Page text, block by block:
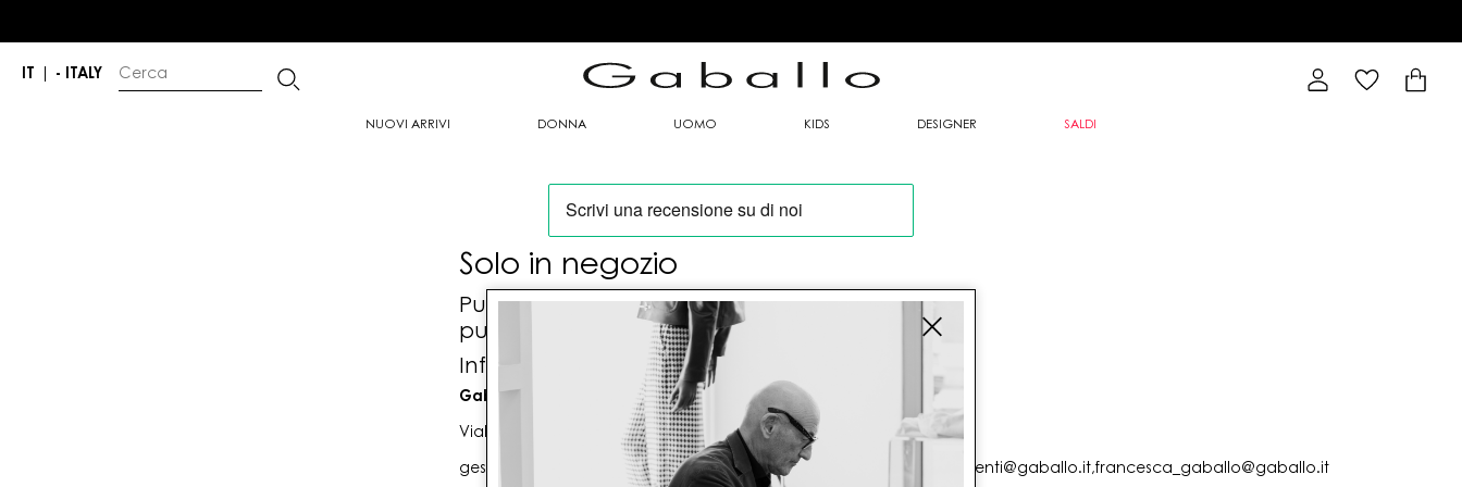
IT - ITALY
NUOVI ARRIVI DONNA UOMO KIDS DESIGNER SALDI
Solo in negozio
Puoi trovare questo articolo solo presso i nostri
punti vendita:
Info contatti
Gaballo Mario srl
Viale G. Matteotti n. 23 00053 Civitavecchia (RM)
gestioneordini@gaballo.it,customercare@sellmasters.it,assistenzaclienti@gaballo.it,francesca_gaballo@gaballo.it